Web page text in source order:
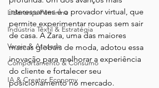
Liderança Feminina
Indústria Têxtil & Estratégia
Varejo & Atacado
Comportamento & Consumo
IA & Creator Economy
interessantes é o provador virtual, que
permite experimentar roupas sem sair
de casa. A Zara, uma das maiores
marcas globais de moda, adotou essa
inovação para melhorar a experiência
do cliente e fortalecer seu
posicionamento no mercado.